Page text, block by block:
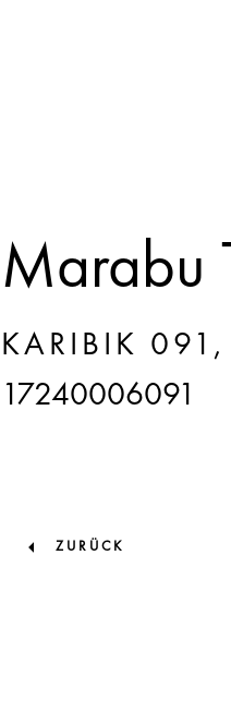
Marabu
KARIBIK
17240006091
ZURÜCK